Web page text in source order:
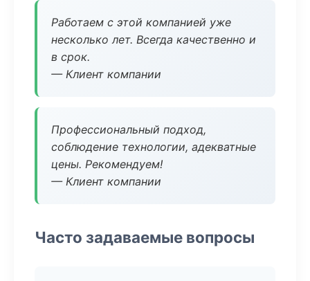
Работаем с этой компанией уже
несколько лет. Всегда качественно и
в срок.
— Клиент компании
Профессиональный подход,
соблюдение технологии, адекватные
цены. Рекомендуем!
— Клиент компании
Часто задаваемые вопросы